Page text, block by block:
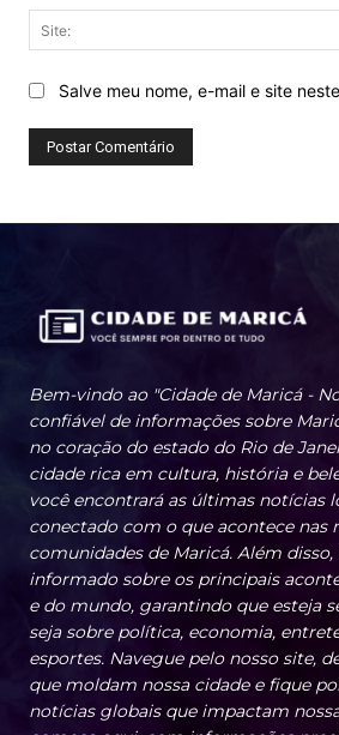
Salve meu nome, e-mail e site
Bem-vindo ao "Cidade de Maricá -
confiável de informações sobre
no coração do estado do Rio de
cidade rica em cultura, história e
você encontrará as últimas notícias
conectado com o que acontece nas
comunidades de Maricá. Além
informado sobre os principais
e do mundo, garantindo que esteja
seja sobre política, economia,
esportes. Navegue pelo nosso site,
que moldam nossa cidade e fique
notícias globais que impactam